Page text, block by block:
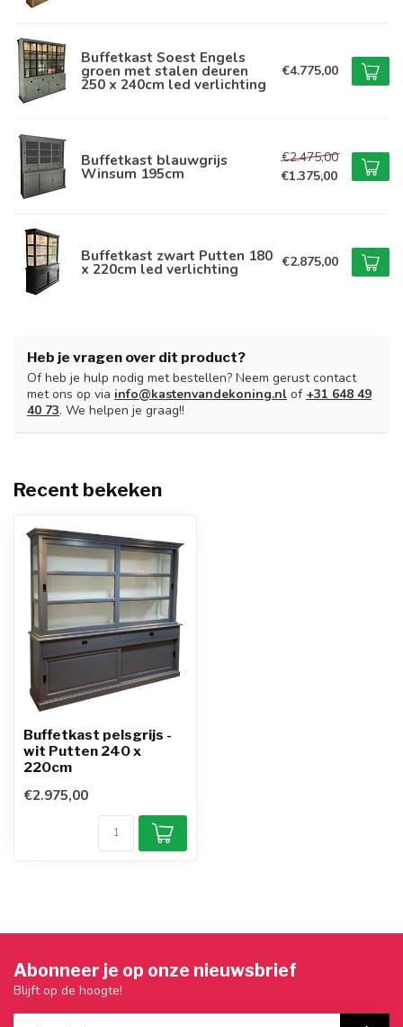
Buffetkast Soest Engels
groen met stalen deuren
250 x 240cm led verlichting
€4.775,00
Buffetkast blauwgrijs
Winsum 195cm
€2.475,00
€1.375,00
Buffetkast zwart Putten 180
x 220cm led verlichting €2.875,00
Heb je vragen over dit product?
Of heb je hulp nodig met bestellen? Neem gerust contact
met ons op via info@kastenvandekoning.nl of +31 648 49
40 73. We helpen je graag!!
Recent bekeken
Buffetkast pelsgrijs -
wit Putten 240 x
220cm
€2.975,00
Abonneer je op onze nieuwsbrief
Blijft op de hoogte!